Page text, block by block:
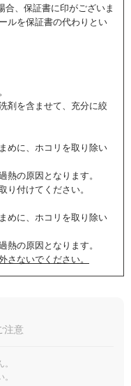
、保証書に印がございま
ルを保証書の代わりとい
剤を含ませて、充分に絞
めに、ホコリを取り除い
熱の原因となります。
り付けてください。
めに、ホコリを取り除い
熱の原因となります。
ないでください。
注意